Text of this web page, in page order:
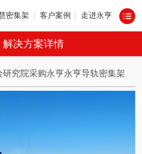
密集架 客户案例 走进永亨
解决方案详情
研究院采购永亨永亨导轨密集架